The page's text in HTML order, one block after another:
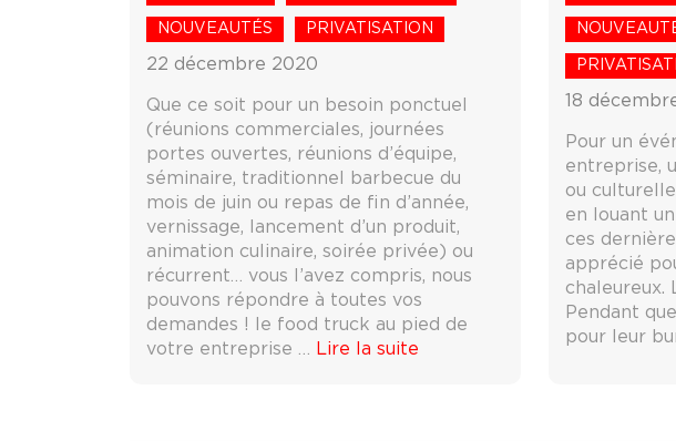
NOUVEAUTÉS PRIVATISATION
22 décembre 2020
Que ce soit pour un besoin ponctuel
(réunions commerciales, journées
portes ouvertes, réunions d’équipe,
séminaire, traditionnel barbecue du
mois de juin ou repas de fin d’année,
vernissage, lancement d’un produit,
animation culinaire, soirée privée) ou
récurrent… vous l’avez compris, nous
pouvons répondre à toutes vos
demandes ! le food truck au pied de
votre entreprise …
Lire la suite
18
Pour un
entreprise,
ou
en louant
ces
apprécié
chaleureux.
Pendant
pour leur